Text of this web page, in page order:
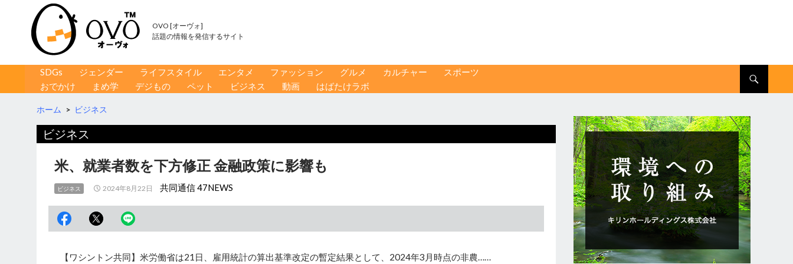
OVO [オーヴォ]
話題の情報を発信するサイト
コンテンツへ移動
SDGs ジェンダー ライフスタイル エンタメ ファッション グルメ カルチャー
スポーツ
おでかけ
まめ学 デジもの ペット ビジネス 動画 はばたけラボ
ホーム > ビジネス
ビジネス
米、就業者数を下方修正 金融政策に影響も
ビジネス 2024年8月22日 共同通信 47NEWS
【ワシントン共同】米労働省は21日、雇用統計の算出基準改定の暫定結果として、2024年3月時点の非農……